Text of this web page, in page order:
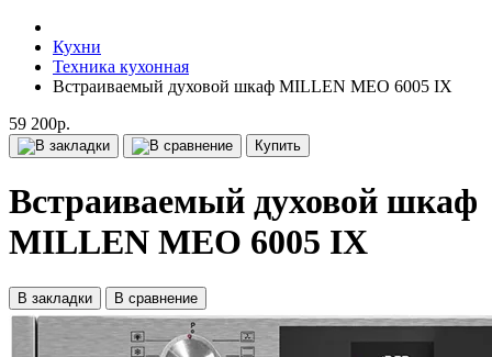
Кухни
Техника кухонная
Встраиваемый духовой шкаф MILLEN MEO 6005 IX
59 200р.
Купить
Встраиваемый духовой шкаф
MILLEN MEO 6005 IX
В закладки В сравнение